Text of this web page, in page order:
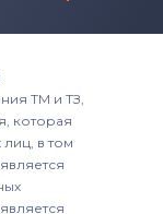
ТМ и ТЗ,
которая
лиц, в том